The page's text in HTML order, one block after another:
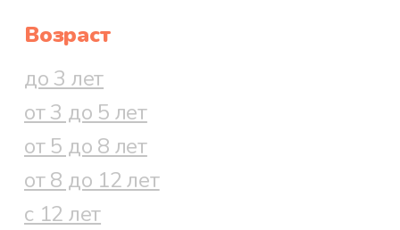
Возраст
до 3 лет
от 3 до 5 лет
от 5 до 8 лет
от 8 до 12 лет
с 12 лет